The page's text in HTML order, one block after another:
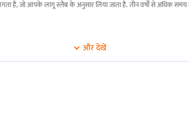
है, जो आपके लागू स्लैब के अनुसार लिया जाता है. तीन वर्षों से अधिक
बॉन्ड से जनरेट की गई आय के प्रकार के आधार पर टैक्स प्रभाव अलग-अलग
ट्रीटमेंट अधिक अनुकूल है. अगर बॉन्ड को मेच्योरिटी तक होल्ड किया
के भीतर बेचे जाते हैं) को निवेशक की टैक्स योग्य आय में जोड़ा जाता है और
और देखें